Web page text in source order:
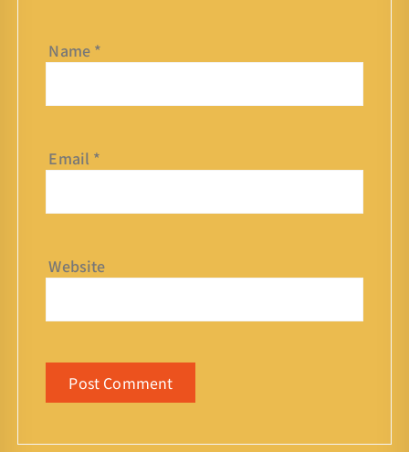
Name *
Email *
Website